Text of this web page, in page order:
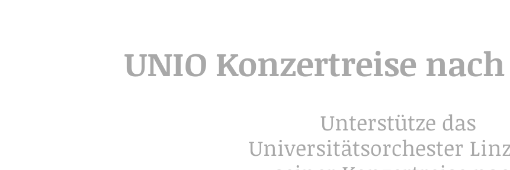
UNIO Konzertreise
Unterstütze das
Universitätsorchester